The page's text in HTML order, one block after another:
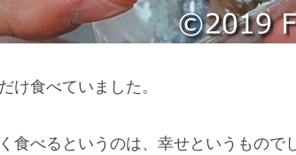
け食べていました。
食べるというのは、幸せというもので